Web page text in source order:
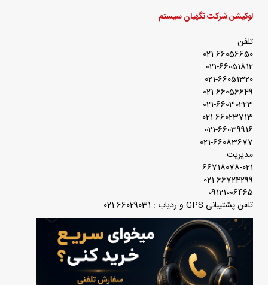
لوکیشن شرکت نگهبان سیستم
تلفن:
021-66056650
021-66051812
021-66051320
021-66056649
021-66030223
021-66023713
021-66039916
021-66083677
مدیریت :
66718078-021
021-66724299
09121006465
تلفن پشتیبانی GPS و ردیاب : 66029031-021